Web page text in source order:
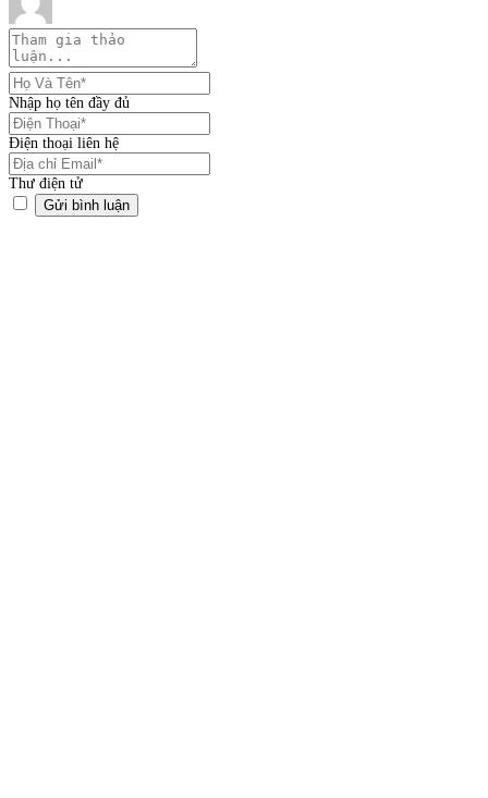
Nhập họ tên đầy đủ
Điện thoại liên hệ
Thư điện tử